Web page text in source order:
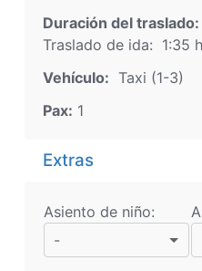
Duración del traslado:
Traslado de ida: 1:35
Vehículo: Taxi (1-3)
Pax: 1
Extras
Asiento de niño:
-